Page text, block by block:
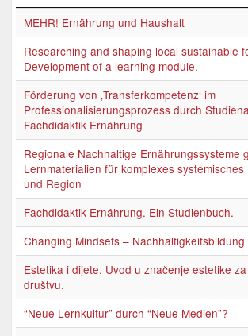
MEHR! Ernährung und Haushalt
Researching and shaping local sustainable
Development of a learning module.
Förderung von ‚Transferkompetenz‘ im
Professionalisierungsprozess durch
Fachdidaktik Ernährung
Regionale Nachhaltige Ernährungssysteme
Lernmaterialien für komplexes
und Region
Fachdidaktik Ernährung. Ein Studienbuch.
Changing Mindsets –
Estetika i dijete. Uvod u značenje estetike
društvu.
“Neue Lernkultur” durch “Neue Medien”?